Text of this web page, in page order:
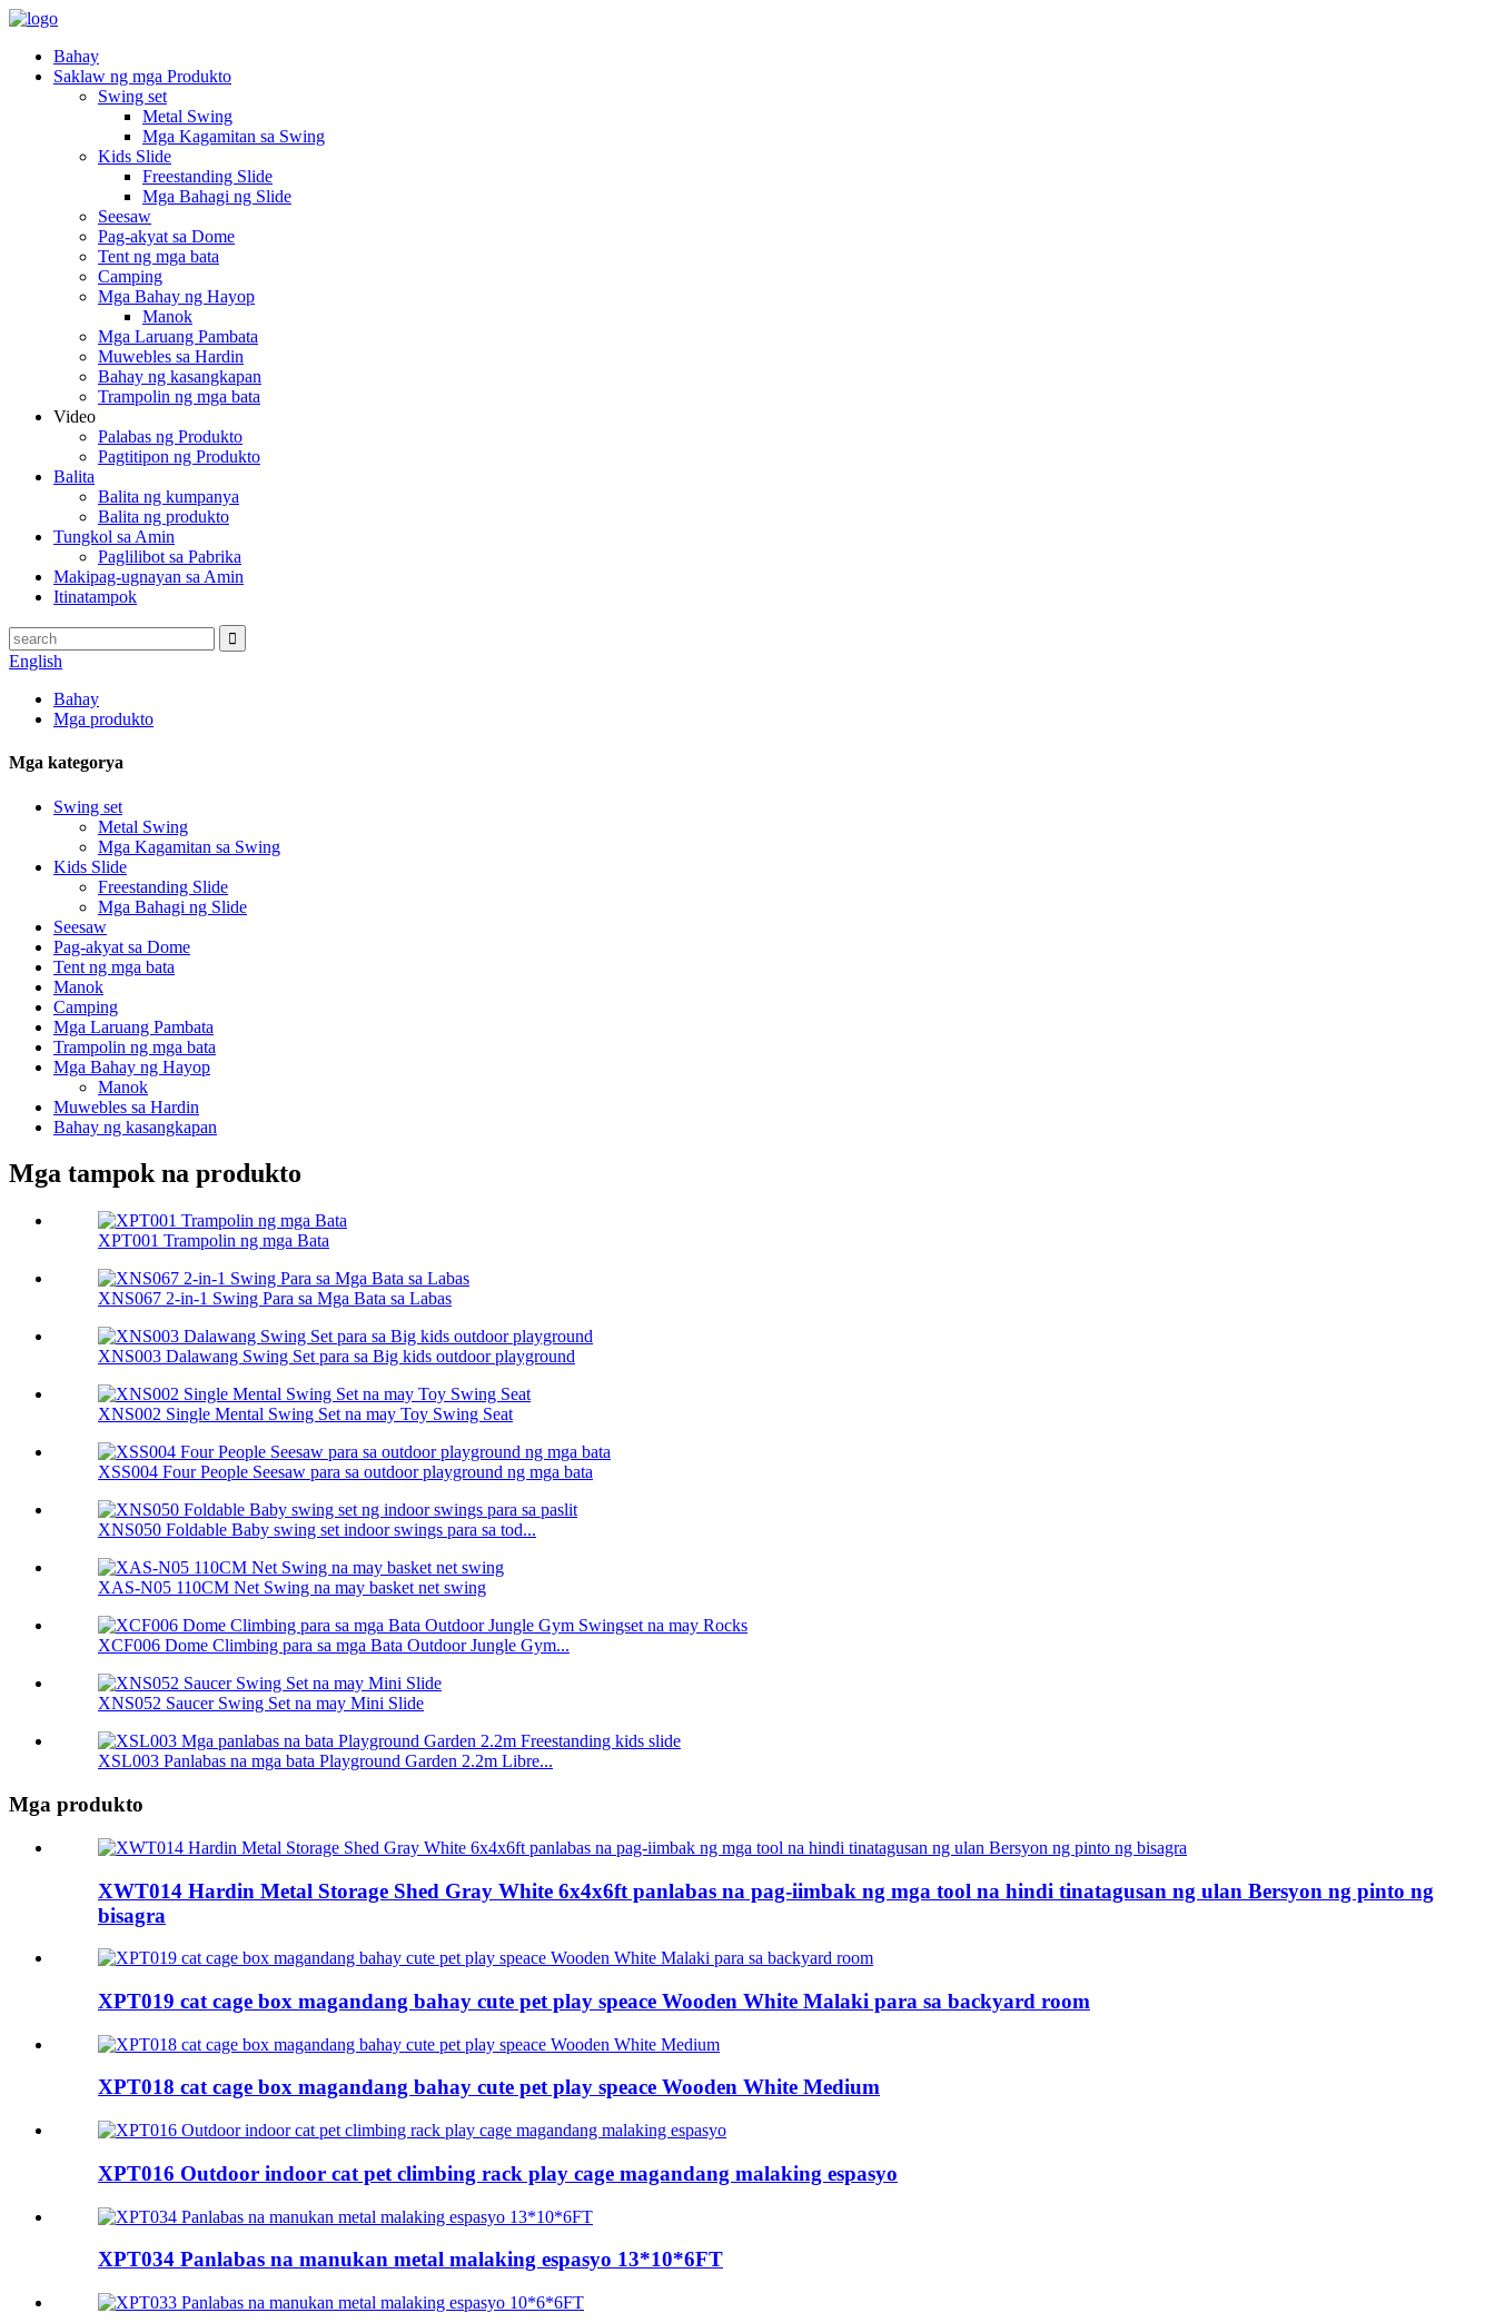
Bahay
Saklaw ng mga Produkto
Swing set
Metal Swing
Mga Kagamitan sa Swing
Kids Slide
Freestanding Slide
Mga Bahagi ng Slide
Seesaw
Pag-akyat sa Dome
Tent ng mga bata
Camping
Mga Bahay ng Hayop
Manok
Mga Laruang Pambata
Muwebles sa Hardin
Bahay ng kasangkapan
Trampolin ng mga bata
Video
Palabas ng Produkto
Pagtitipon ng Produkto
Balita
Balita ng kumpanya
Balita ng produkto
Tungkol sa Amin
Paglilibot sa Pabrika
Makipag-ugnayan sa Amin
Itinatampok
English
Bahay
Mga produkto
Mga kategorya
Swing set
Metal Swing
Mga Kagamitan sa Swing
Kids Slide
Freestanding Slide
Mga Bahagi ng Slide
Seesaw
Pag-akyat sa Dome
Tent ng mga bata
Manok
Camping
Mga Laruang Pambata
Trampolin ng mga bata
Mga Bahay ng Hayop
Manok
Muwebles sa Hardin
Bahay ng kasangkapan
Mga tampok na produkto
XPT001 Trampolin ng mga Bata
XNS067 2-in-1 Swing Para sa Mga Bata sa Labas
XNS003 Dalawang Swing Set para sa Big kids outdoor playground
XNS002 Single Mental Swing Set na may Toy Swing Seat
XSS004 Four People Seesaw para sa outdoor playground ng mga bata
XNS050 Foldable Baby swing set indoor swings para sa tod...
XAS-N05 110CM Net Swing na may basket net swing
XCF006 Dome Climbing para sa mga Bata Outdoor Jungle Gym...
XNS052 Saucer Swing Set na may Mini Slide
XSL003 Panlabas na mga bata Playground Garden 2.2m Libre...
Mga produkto
XWT014 Hardin Metal Storage Shed Gray White 6x4x6ft panlabas na pag-iimbak ng mga tool na hindi tinatagusan ng ulan Bersyon ng pinto ng
bisagra
XPT019 cat cage box magandang bahay cute pet play speace Wooden White Malaki para sa backyard room
XPT018 cat cage box magandang bahay cute pet play speace Wooden White Medium
XPT016 Outdoor indoor cat pet climbing rack play cage magandang malaking espasyo
XPT034 Panlabas na manukan metal malaking espasyo 13*10*6FT